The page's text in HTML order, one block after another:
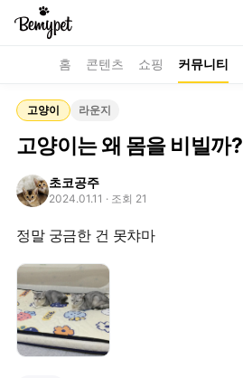
홈 콘텐츠 쇼핑 커뮤니티
고양이 라운지
고양이는 왜 몸을 비빌까?
초코공주
2024.01.11 · 조회 21
정말 궁금한 건 못챠마